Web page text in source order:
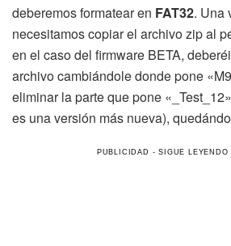
deberemos formatear en FAT32. Una
necesitamos copiar el archivo zip al
en el caso del firmware BETA,
archivo cambiándole donde pone
eliminar la parte que pone
es una versión más nueva),